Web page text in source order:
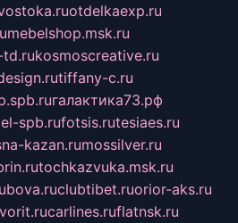
otdelkaexp.ru
mebelshop.msk.ru
kosmoscreative.ru
tiffany-c.ru
галактика73.рф
spb.rufotsis.rutesiaes.ru
kazan.rumossilver.ru
tochkazvuka.msk.ru
clubtibet.ruorior-aks.ru
carlines.ruflatnsk.ru